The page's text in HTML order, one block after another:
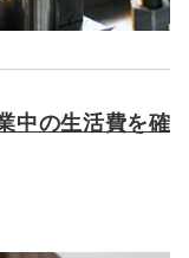
中の生活費を確